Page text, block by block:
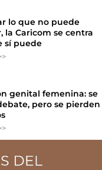
lo que no puede
la Caricom se centra
sí puede
genital femenina: se
pero se pierden